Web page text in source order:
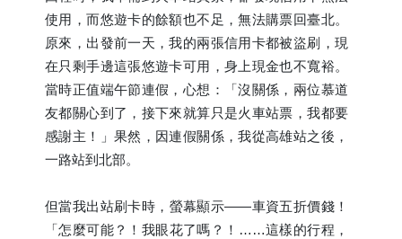
使用，而悠遊卡的餘額也不足，無法購票回臺北。
原來，出發前一天，我的兩張信用卡都被盜刷，現
在只剩手邊這張悠遊卡可用，身上現金也不寬裕。
當時正值端午節連假，心想：「沒關係，兩位慕道
友都關心到了，接下來就算只是火車站票，我都要
感謝主！」果然，因連假關係，我從高雄站之後，
一路站到北部。
但當我出站刷卡時，螢幕顯示——車資五折價錢！
「怎麼可能？！我眼花了嗎？！……這樣的行程，